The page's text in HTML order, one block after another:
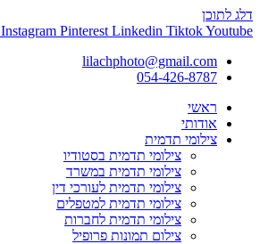
דלג לתוכן
Instagram Pinterest Linkedin TiktokYoutube
lilachphoto@gmail.com
054-426-8787
ראשי
אודותי
צילומי תדמית
צילומי תדמית בסטודיו
צילומי תדמית במשרד
צילומי תדמית לעורכי דין
צילומי תדמית למטפלים
צילומי תדמית לחברות
צילום תמונות פרופיל